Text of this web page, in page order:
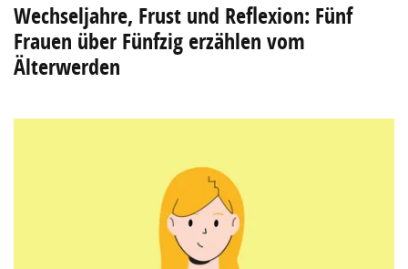
Wechseljahre, Frust und Reflexion: Fünf
Frauen über Fünfzig erzählen vom
Älterwerden